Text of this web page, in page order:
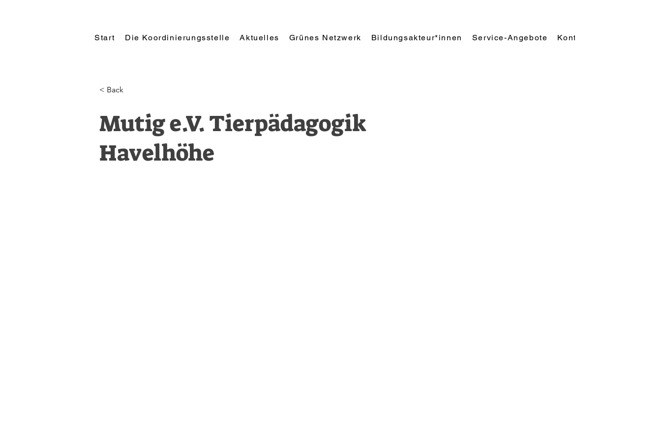
Start Die Koordinierungsstelle Aktuelles Grünes Netzwerk Bildungsakteur*innen Service-Angebote Kontakt
< Back
Mutig e.V. Tierpädagogik
Havelhöhe